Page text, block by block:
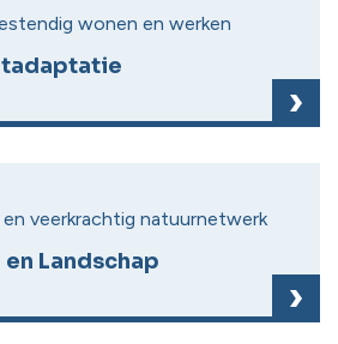
wonen en werken
veerkrachtig natuurnetwerk
Landschap